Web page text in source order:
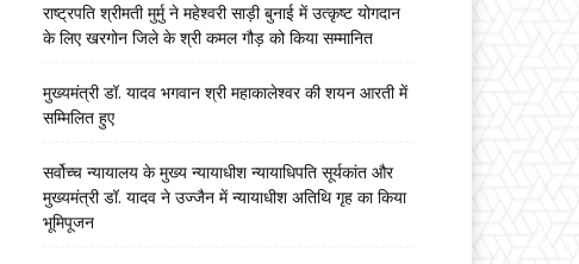
राष्ट्रपति श्रीमती मुर्मु ने महेश्वरी साड़ी बुनाई में उत्कृष्ट योगदान
के लिए खरगोन जिले के श्री कमल गौड़ को किया सम्मानित
मुख्यमंत्री डॉ. यादव भगवान श्री महाकालेश्‍वर की शयन आरती में
सम्मिलित हुए
सर्वोच्च न्यायालय के मुख्‍य न्‍यायाधीश न्यायाधिपति सूर्यकांत और
मुख्यमंत्री डॉ. यादव ने उज्जैन में न्यायाधीश अतिथि गृह का किया
भूमिपूजन